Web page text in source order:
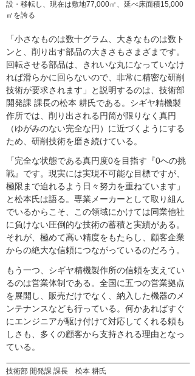
設・移転し、現在は敷地77,000㎡、延べ床面積15,000
㎡を誇る
技術部 開発課 課長 松本 耕氏
「小さなものは数十グラム、大きなものは数ト
ンと、削り出す部品の大きさもさまざまです。
回転させる部品は、きれいな丸になっていなけ
れば滑らかに回らないので、非常に精密な研削
技術が要求されます」と説明するのは、技術部
開発課 課長の松本 耕氏である。シギヤ精機製
作所では、削り出される円筒が限りなく真円
（ゆがみのない完全な円）に近づくようにする
ため、研削技術を磨き続けている。
「完全な状態である真円度0を目指す『0への挑
戦』です。現実には実現不可能な目標ですが、
極限まで迫れるよう日々努力を重ねています」
と松本氏は語る。専業メーカーとして取り組ん
でいるからこそ、この領域にかけては同業他社
に負けない圧倒的な技術の蓄積と実績がある。
それが、極めて高い精度をもたらし、顧客企業
からの絶大な信頼につながっているのだろう。
もう一つ、シギヤ精機製作所の信頼を支えてい
るのは営業体制である。全国に五つの営業拠点
を展開し、販売だけでなく、納入した機器のメ
ンテナンスなども行っている。何かあればすぐ
にエンジニアが駆け付けて対応してくれる頼も
しさも、多くの顧客から支持される理由となっ
ている。